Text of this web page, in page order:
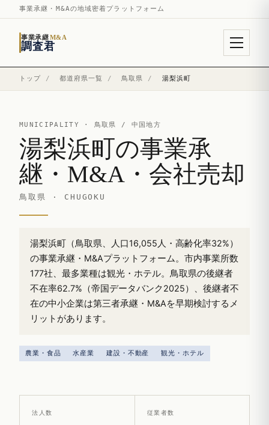
事業承継・M&Aの地域密着プラットフォーム
事業承継M&A
調査君
トップ / 都道府県一覧 / 鳥取県 / 湯梨浜町
MUNICIPALITY · 鳥取県 / 中国地方
湯梨浜町の事業承
継・M&A・会社売却
鳥取県 · CHUGOKU
湯梨浜町（鳥取県、人口16,055人・高齢化率32%）
の事業承継・M&Aプラットフォーム。市内事業所数
177社、最多業種は観光・ホテル。鳥取県の後継者
不在率62.7%（帝国データバンク2025）、後継者不
在の中小企業は第三者承継・M&Aを早期検討するメ
リットがあります。
農業・食品 水産業 建設・不動産 観光・ホテル
法人数 従業者数